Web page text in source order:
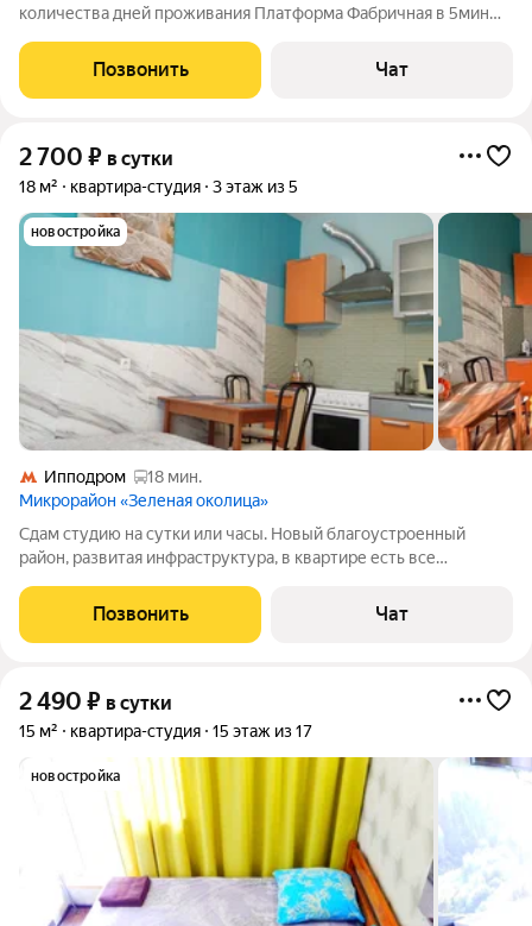
количества дней проживания Платформа Фабричная в 5мин
Позвонить Чат
2 700 ₽ в сутки
18 м² квартира-студия 3 этаж из 5
новостройка
Ипподром
18 мин.
Микрорайон «Зеленая околица»
Сдам студию на сутки или часы. Новый благоустроенный
район, развитая инфраструктура, в квартире есть все
бронируйте, добро пожаловать Квартира не сдается для
вечеринок Отчетные документы
Позвонить Чат
2 490 ₽ в сутки
15 м² квартира-студия 15 этаж из 17
новостройка